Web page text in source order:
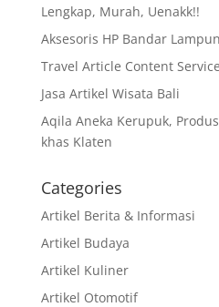
Lengkap, Murah, Uenakk!!
Aksesoris HP Bandar
Travel Article Content
Jasa Artikel Wisata Bali
Aqila Aneka Kerupuk,
khas Klaten
Categories
Artikel Berita & Informasi
Artikel Budaya
Artikel Kuliner
Artikel Otomotif